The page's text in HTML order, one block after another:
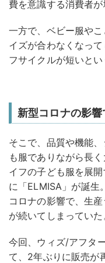
費を意識する消費者が
一方で、ベビー服や
イズが合わなくなっ
フサイクルが短いとい
新型コロナの影
そこで、品質や機能
も服でありながら長
イフの子ども服を展
に「ELMISA」が誕生
コロナの影響で、生
が続いてしまっていた
今回、ウィズ/アフタ
て、2年ぶりに販売が